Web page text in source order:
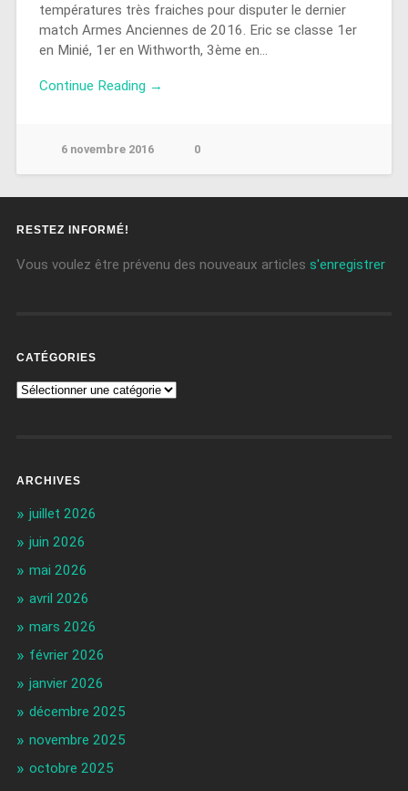
températures très fraiches pour disputer le dernier
match Armes Anciennes de 2016. Eric se classe 1er
en Minié, 1er en Withworth, 3ème en…
Continue Reading →
6 novembre 2016 0
RESTEZ INFORMÉ!
Vous voulez être prévenu des nouveaux articles s'enregistrer
CATÉGORIES
ARCHIVES
juillet 2026
juin 2026
mai 2026
avril 2026
mars 2026
février 2026
janvier 2026
décembre 2025
novembre 2025
octobre 2025